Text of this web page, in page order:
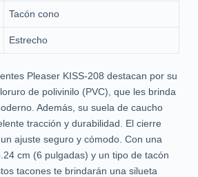
Tacón cono
Estrecho
Pleaser KISS-208 destacan por su
de polivinilo (PVC), que les brinda
Además, su suela de caucho
tracción y durabilidad. El cierre
ajuste seguro y cómodo. Con una
cm (6 pulgadas) y un tipo de tacón
tacones te brindarán una silueta